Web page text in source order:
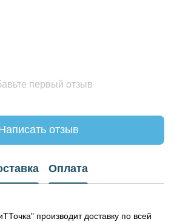
первый отзыв
отзыв
Оплата
производит доставку по всей